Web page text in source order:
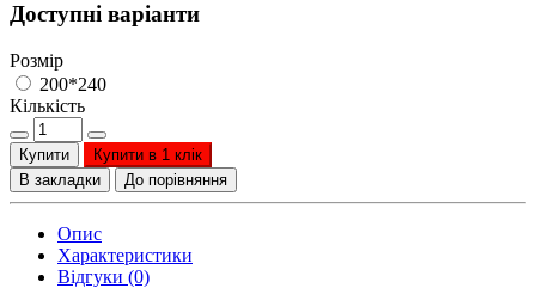
Доступні варіанти
Розмір
200*240
Кількість
Купити
Купити в 1 клік
В закладки
До порівняння
Опис
Характеристики
Відгуки (0)